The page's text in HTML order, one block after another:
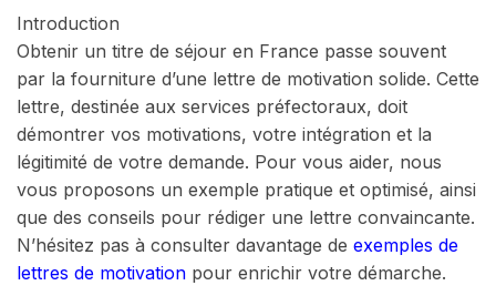
Introduction
Obtenir un titre de séjour en France passe souvent
par la fourniture d’une lettre de motivation solide. Cette
lettre, destinée aux services préfectoraux, doit
démontrer vos motivations, votre intégration et la
légitimité de votre demande. Pour vous aider, nous
vous proposons un exemple pratique et optimisé, ainsi
que des conseils pour rédiger une lettre convaincante.
N’hésitez pas à consulter davantage de exemples de
lettres de motivation pour enrichir votre démarche.